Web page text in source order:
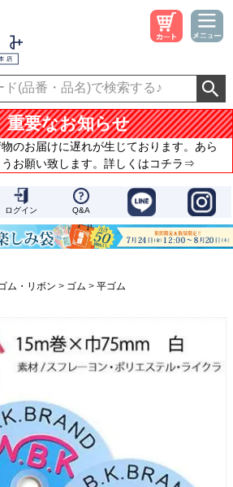
重要なお知らせ
のお届けに遅れが生じております。あら
お願い致します。詳しくはコチラ⇒
ログイン Q&A
ム・リボン ゴム 平ゴム